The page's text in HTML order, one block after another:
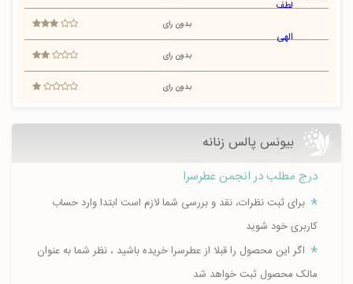
بدون رای
بدون رای
بدون رای
بیونس پالس زنانه
درج مطلب در انجمن عطرسرا
برای ثبت نظرات، نقد و بررسی شما لازم است ابتدا وارد حساب
کاربری خود شوید
اگر این محصول را قبلا از عطرسرا خریده باشید ، نظر شما به عنوان
مالک محصول ثبت خواهد شد